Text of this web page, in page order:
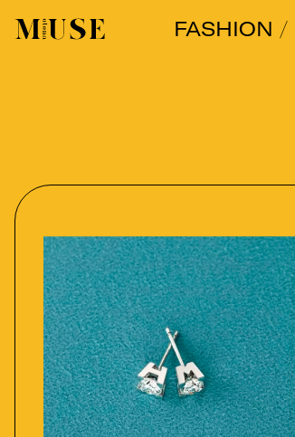
オトナミューズ ウェブFASHION